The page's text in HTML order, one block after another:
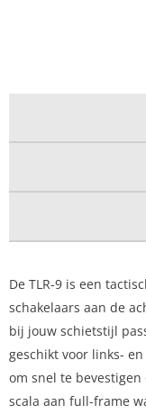
De TLR-9 is een
schakelaars aan de
bij jouw schietstijl
geschikt voor links-
om snel te
scala aan full-frame